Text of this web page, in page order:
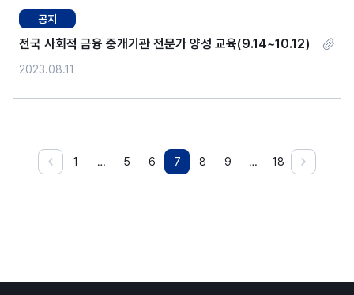
공지
전국 사회적 금융 중개기관 전문가 양성 교육(9.14~10.12)
2023.08.11
1 … 5 6 7 8 9 … 18